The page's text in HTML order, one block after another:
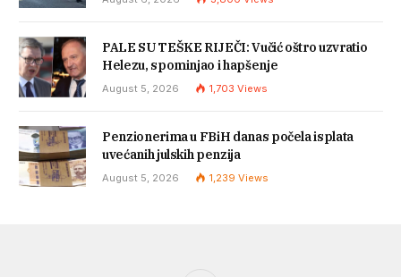
PALE SU TEŠKE RIJEČI: Vučić oštro uzvratio
Helezu, spominjao i hapšenje
August 5, 2026 1,703 Views
Penzionerima u FBiH danas počela isplata
uvećanih julskih penzija
August 5, 2026 1,239 Views